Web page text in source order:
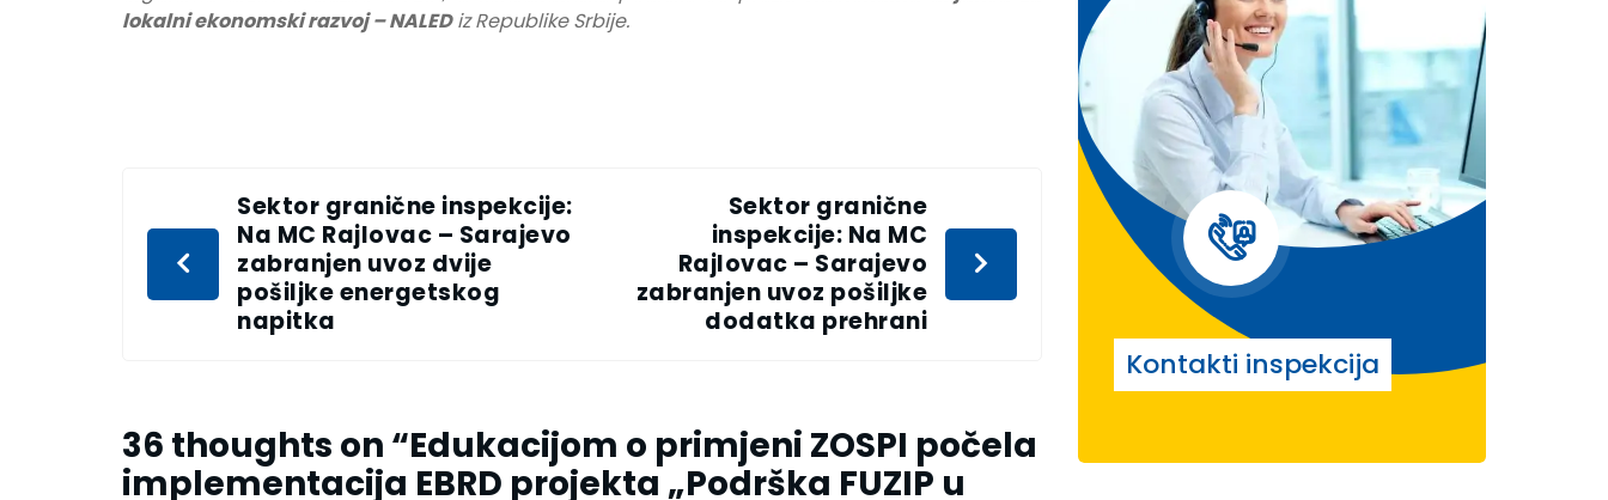
lokalni ekonomski razvoj – NALEDiz Republike Srbije.
Sektor granične inspekcije:
Na MC Rajlovac – Sarajevo
zabranjen uvoz dvije
pošiljke energetskog
napitka
Sektor granične
inspekcije: Na MC
Rajlovac – Sarajevo
zabranjen uvoz pošiljke
dodatka prehrani
36 thoughts on “Edukacijom o primjeni ZOSPI počela
implementacija EBRD projekta „Podrška FUZIP u
Kontakti inspekcija